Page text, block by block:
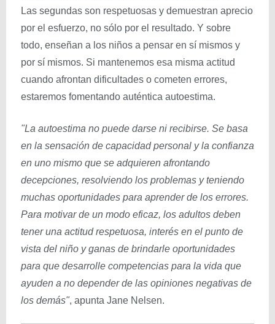
Las segundas son respetuosas y demuestran aprecio
por el esfuerzo, no sólo por el resultado. Y sobre
todo, enseñan a los niños a pensar en sí mismos y
por sí mismos. Si mantenemos esa misma actitud
cuando afrontan dificultades o cometen errores,
estaremos fomentando auténtica autoestima.
"La autoestima no puede darse ni recibirse. Se basa
en la sensación de capacidad personal y la confianza
en uno mismo que se adquieren afrontando
decepciones, resolviendo los problemas y teniendo
muchas oportunidades para aprender de los errores.
Para motivar de un modo eficaz, los adultos deben
tener una actitud respetuosa, interés en el punto de
vista del niño y ganas de brindarle oportunidades
para que desarrolle competencias para la vida que
ayuden a no depender de las opiniones negativas de
los demás", apunta Jane Nelsen.